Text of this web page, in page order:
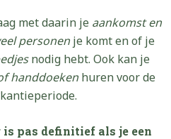
met daarin je aankomst en
personen je komt en of je
nodig hebt. Ook kan je
handdoeken huren voor de
pas definitief als je een